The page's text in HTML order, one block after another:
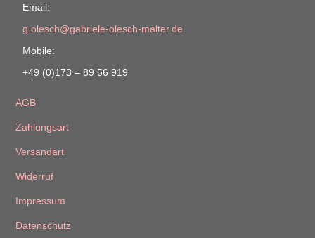
Email:
g.olesch@gabriele-olesch-malter.de
Mobile:
+49 (0)173 – 89 56 919
AGB
Zahlungsart
Versandart
Widerruf
Impressum
Datenschutz